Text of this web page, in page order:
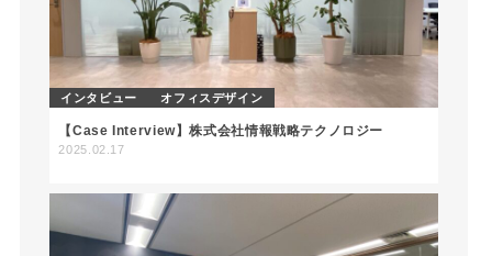
インタビュー オフィスデザイン
【Case Interview】株式会社情報戦略テクノロジー
2025.02.17